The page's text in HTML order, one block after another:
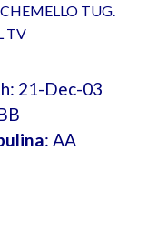
TUG.
TV
21-Dec-03
: AA